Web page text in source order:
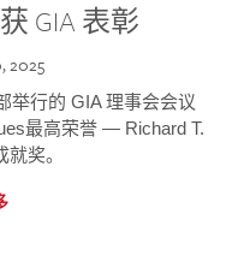
GIA 表彰
2025
举行的 GIA 理事会会议
最高荣誉 — Richard T.
奖。